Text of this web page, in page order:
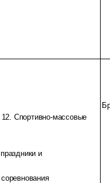
12. Спортивно-массовые
праздники и
соревнования